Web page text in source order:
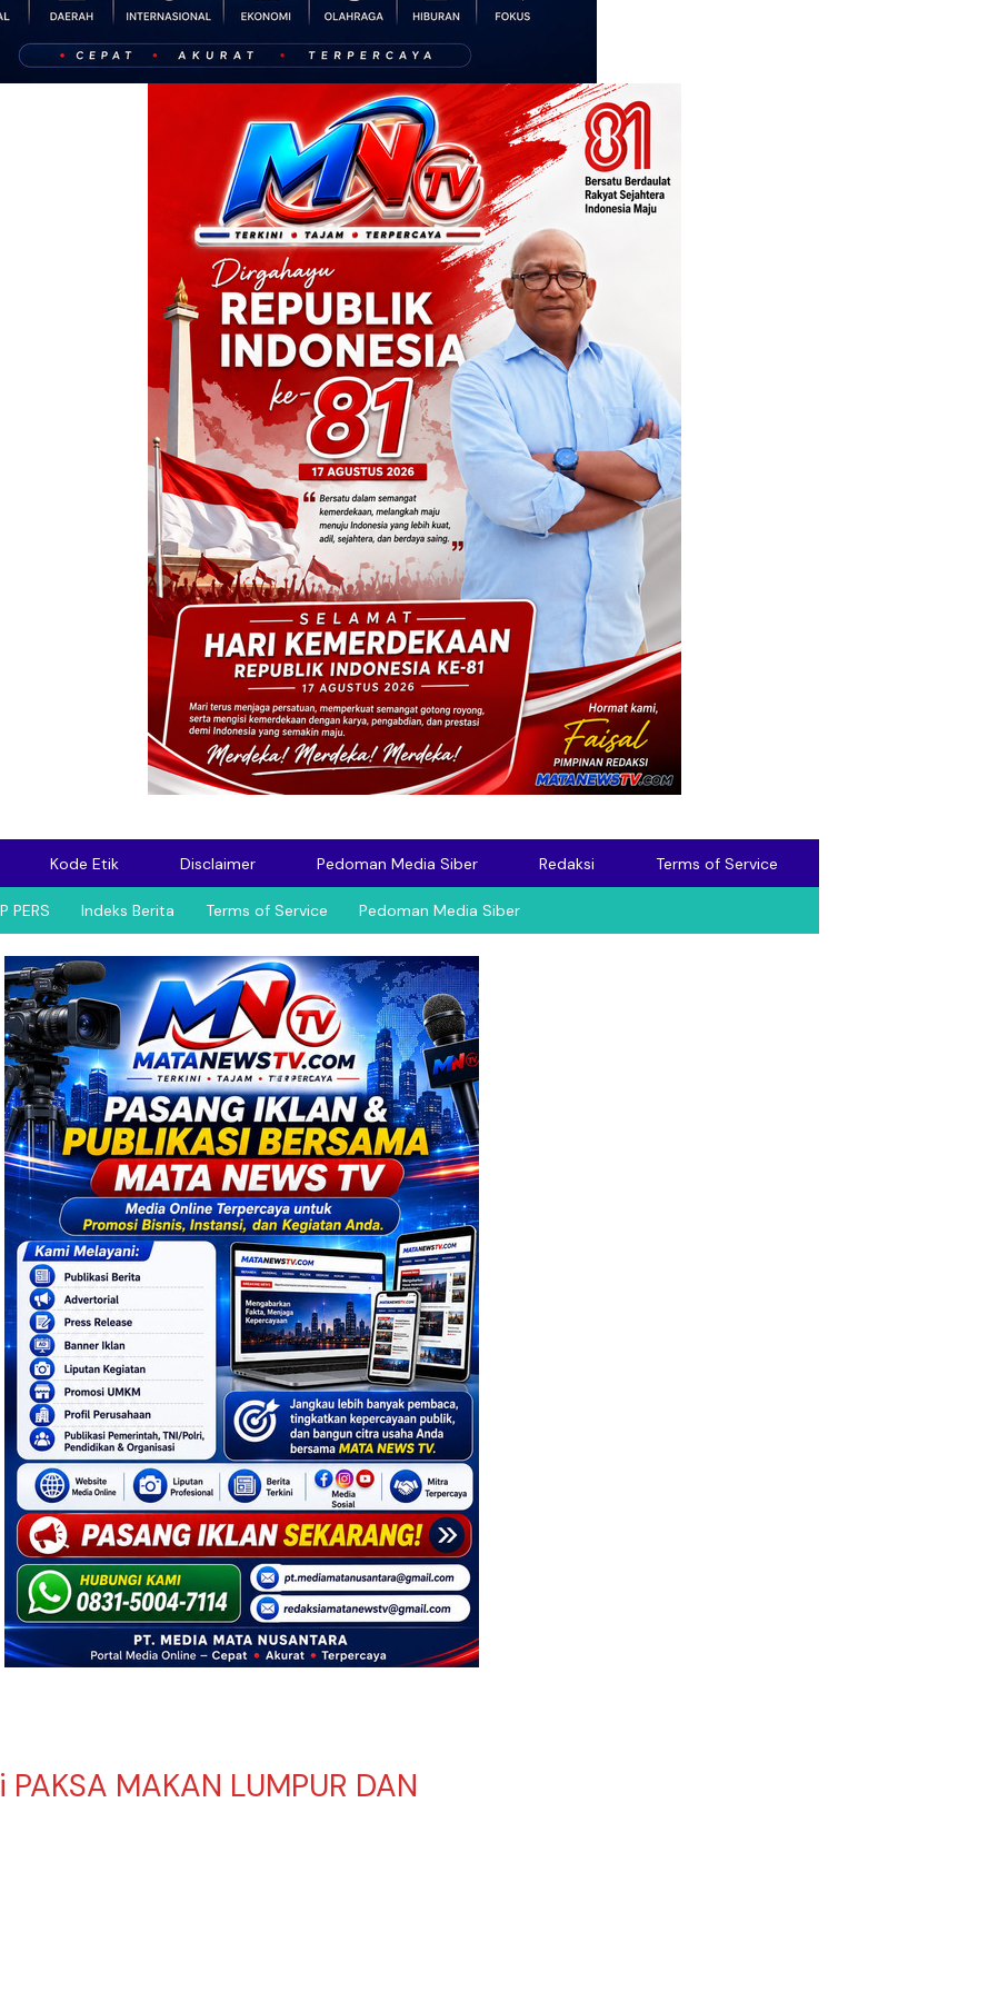
Kode Etik Disclaimer Pedoman Media Siber Redaksi Terms of Service
PERS Indeks Berita Terms of Service Pedoman Media Siber
MAKAN LUMPUR DAN